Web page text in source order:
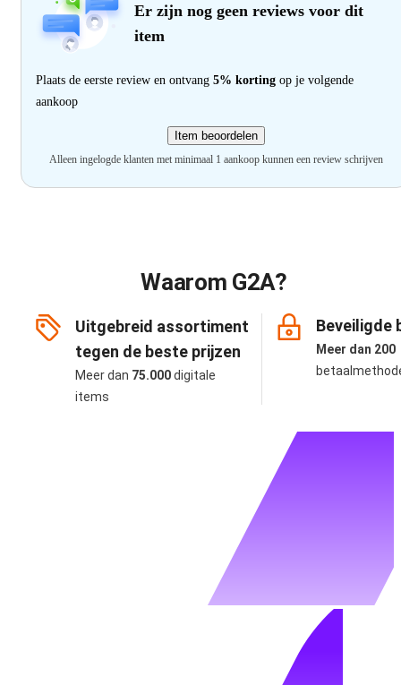
Er zijn nog geen reviews voor dit
item
Plaats de eerste review en ontvang 5% korting op je volgende
aankoop
Item beoordelen
Alleen ingelogde klanten met minimaal 1 aankoop kunnen een review schrijven
Waarom G2A?
Uitgebreid assortiment
tegen de beste prijzen
Meer dan 75.000digitale
items
Beveiligde
Meer dan 200